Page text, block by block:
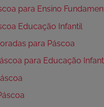
para Ensino
Educação Infantil
para Páscoa
para Educação